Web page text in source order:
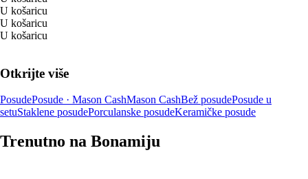
U košaricu
U košaricu
U košaricu
Otkrijte više
PosudePosude · Mason CashMason CashBež posudePosude u
setuStaklene posudePorculanske posudeKeramičke posude
Trenutno na Bonamiju